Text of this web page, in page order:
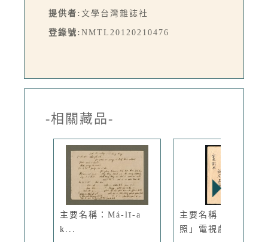
提供者: 文學台灣雜誌社
登錄號: NMTL20120210476
-相關藏品-
主要名稱：Má-lī-a
k...
主要名稱：「福星高
照」電視劇本